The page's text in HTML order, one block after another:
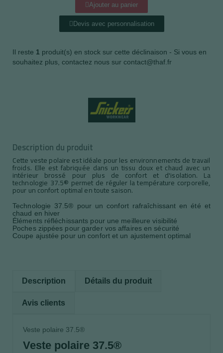
Ajouter au panier
Devis avec personnalisation
Il reste 1 produit(s) en stock sur cette déclinaison - Si vous en
souhaitez plus, contactez nous sur contact@thaf.fr
Description du produit
Cette veste polaire est idéale pour les environnements de travail
froids. Elle est fabriquée dans un tissu doux et chaud avec un
intérieur brossé pour plus de confort et d'isolation. La
technologie 37.5® permet de réguler la température corporelle,
pour un confort optimal en toute saison.
Technologie 37.5® pour un confort rafraîchissant en été et
chaud en hiver
Éléments réfléchissants pour une meilleure visibilité
Poches zippées pour garder vos affaires en sécurité
Coupe ajustée pour un confort et un ajustement optimal
Description Détails du produit
Avis clients
Veste polaire 37.5®
Veste polaire 37.5®